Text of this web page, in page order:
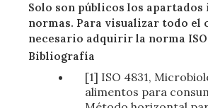
Solo son públicos los
normas. Para visualizar todo el
necesario adquirir la norma
Bibliografía
[1] ISO 4831,
alimentos para